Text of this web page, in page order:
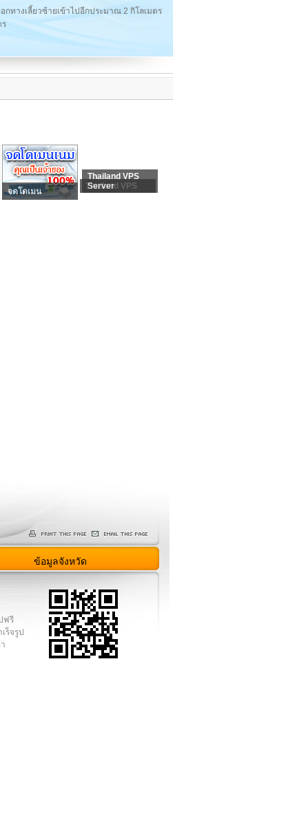
ทางเลี้ยวซ้ายเข้าไปอีกประมาณ 2 กิโลเมตร
ร
จดโดเมน
Thailand VPS
Thailand VPS
Server
ข้อมูลจังหวัด
ฟรี
ร็จรูป